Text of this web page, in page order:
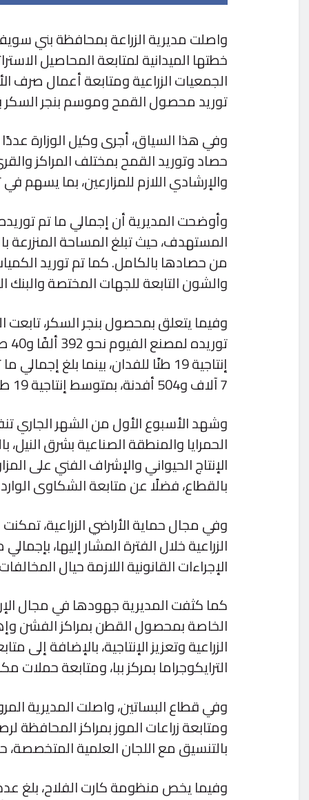
واصلت مديرية الزراعة بمحافظة بني
خطتها الميدانية لمتابعة المحاصيل
الجمعيات الزراعية ومتابعة أعمال صرف
توريد محصول القمح وموسم بنجر السكر
وفي هذا السياق، أجرى وكيل الوزارة
حصاد وتوريد القمح بمختلف المراكز
والإرشادي اللازم للمزارعين، بما يسهم
من حصادها بالكامل. كما تم توريد
والشون التابعة للجهات المختصة
وفيما يتعلق بمحصول بنجر السكر، تابعت
7 آلاف و504 أفدنة، بمتوسط إنتاجية 19 طنًا للفدان.
وشهد الأسبوع الأول من الشهر الجاري
الحمرايا والمنطقة الصناعية بشرق
الإنتاج الحيواني والإشراف الفني على
بالقطاع، فضلًا عن متابعة الشكاوى
الإجراءات القانونية اللازمة حيال
كما كثفت المديرية جهودها في مجال
الخاصة بمحصول القطن بمراكز الفشن
الزراعية وتعزيز الإنتاجية، بالإضافة
الترايكوجراما بمركز ببا، ومتابعة
وفي قطاع البساتين، واصلت المديرية
ومتابعة زراعات الموز بمراكز المحافظة
بالتنسيق مع اللجان العلمية المتخصصة،